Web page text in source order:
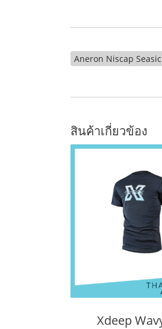
Aneron Niscap
สินค้าเกี่ยวข้อง
Xdeep